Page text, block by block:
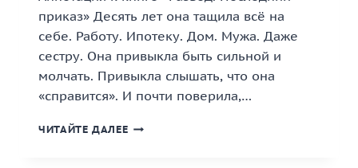
приказ» Десять лет она тащила всё на
себе. Работу. Ипотеку. Дом. Мужа. Даже
сестру. Она привыкла быть сильной и
молчать. Привыкла слышать, что она
«справится». И почти поверила,…
ЧИТАЙТЕ ДАЛЕЕ «РАЗВОД.